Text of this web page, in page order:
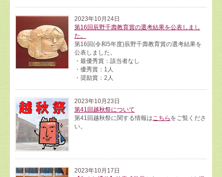
2023年10月24日
第16回辰野千壽教育賞の選考結果を公表しまし
た。
第16回(令和5年度)辰野千壽教育賞の選考結果を
公表しました。
・最優秀賞：該当者なし
・優秀賞：1人
・奨励賞：2人
2023年10月23日
第41回越秋祭について
第41回越秋祭に関する情報はこちら をご覧くださ
い。
2023年10月17日